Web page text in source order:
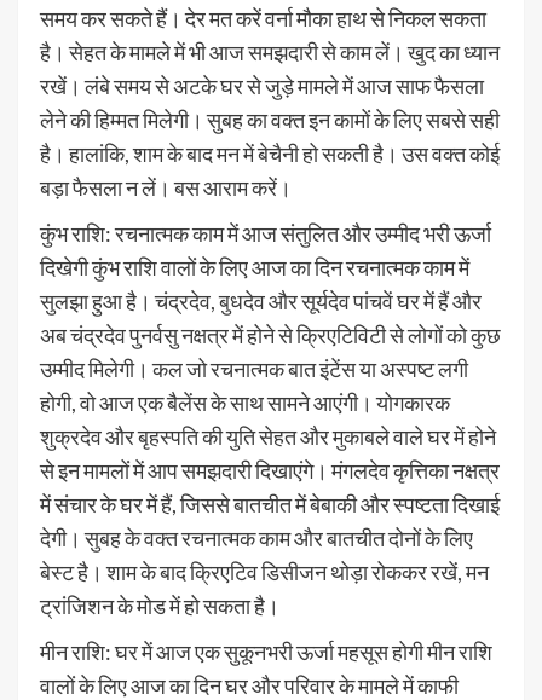
समय कर सकते हैं। देर मत करें वर्ना मौका हाथ से निकल सकता
है। सेहत के मामले में भी आज समझदारी से काम लें। खुद का ध्यान
रखें। लंबे समय से अटके घर से जुड़े मामले में आज साफ फैसला
लेने की हिम्मत मिलेगी। सुबह का वक्त इन कामों के लिए सबसे सही
है। हालांकि, शाम के बाद मन में बेचैनी हो सकती है। उस वक्त कोई
बड़ा फैसला न लें। बस आराम करें।
कुंभ राशि: रचनात्मक काम में आज संतुलित और उम्मीद भरी ऊर्जा
दिखेगी कुंभ राशि वालों के लिए आज का दिन रचनात्मक काम में
सुलझा हुआ है। चंद्रदेव, बुधदेव और सूर्यदेव पांचवें घर में हैं और
अब चंद्रदेव पुनर्वसु नक्षत्र में होने से क्रिएटिविटी से लोगों को कुछ
उम्मीद मिलेगी। कल जो रचनात्मक बात इंटेंस या अस्पष्ट लगी
होगी, वो आज एक बैलेंस के साथ सामने आएंगी। योगकारक
शुक्रदेव और बृहस्पति की युति सेहत और मुकाबले वाले घर में होने
से इन मामलों में आप समझदारी दिखाएंगे। मंगलदेव कृत्तिका नक्षत्र
में संचार के घर में हैं, जिससे बातचीत में बेबाकी और स्पष्टता दिखाई
देगी। सुबह के वक्त रचनात्मक काम और बातचीत दोनों के लिए
बेस्ट है। शाम के बाद क्रिएटिव डिसीजन थोड़ा रोककर रखें, मन
ट्रांजिशन के मोड में हो सकता है।
मीन राशि: घर में आज एक सुकूनभरी ऊर्जा महसूस होगी मीन राशि
वालों के लिए आज का दिन घर और परिवार के मामले में काफी